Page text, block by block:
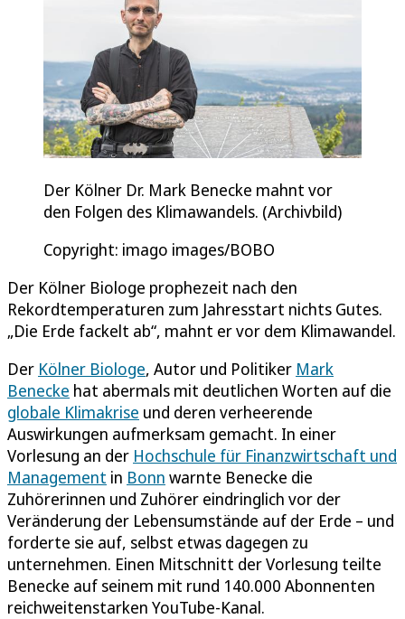
Der Kölner Dr. Mark Benecke mahnt vor
den Folgen des Klimawandels. (Archivbild)
Copyright: imago images/BOBO
Der Kölner Biologe prophezeit nach den
Rekordtemperaturen zum Jahresstart nichts Gutes.
„Die Erde fackelt ab“, mahnt er vor dem Klimawandel.
Der Kölner Biologe, Autor und Politiker Mark
Benecke hat abermals mit deutlichen Worten auf die
globale Klimakrise und deren verheerende
Auswirkungen aufmerksam gemacht. In einer
Vorlesung an der Hochschule für Finanzwirtschaft und
Management in Bonn warnte Benecke die
Zuhörerinnen und Zuhörer eindringlich vor der
Veränderung der Lebensumstände auf der Erde – und
forderte sie auf, selbst etwas dagegen zu
unternehmen. Einen Mitschnitt der Vorlesung teilte
Benecke auf seinem mit rund 140.000 Abonnenten
reichweitenstarken YouTube-Kanal.